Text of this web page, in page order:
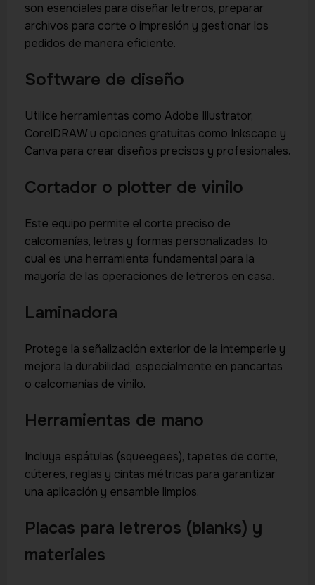
son esenciales para diseñar letreros, preparar
archivos para corte o impresión y gestionar los
pedidos de manera eficiente.
Software de diseño
Utilice herramientas como Adobe Illustrator,
CorelDRAW u opciones gratuitas como Inkscape y
Canva para crear diseños precisos y profesionales.
Cortador o plotter de vinilo
Este equipo permite el corte preciso de
calcomanías, letras y formas personalizadas, lo
cual es una herramienta fundamental para la
mayoría de las operaciones de letreros en casa.
Laminadora
Protege la señalización exterior de la intemperie y
mejora la durabilidad, especialmente en pancartas
o calcomanías de vinilo.
Herramientas de mano
Incluya espátulas (squeegees), tapetes de corte,
cúteres, reglas y cintas métricas para garantizar
una aplicación y ensamble limpios.
Placas para letreros (blanks) y
materiales